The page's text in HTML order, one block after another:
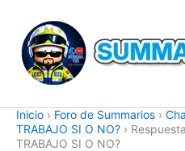
contenido
Inicio › Foro de Summarios ›
TRABAJO SI O NO? ›
TRABAJO SI O NO?